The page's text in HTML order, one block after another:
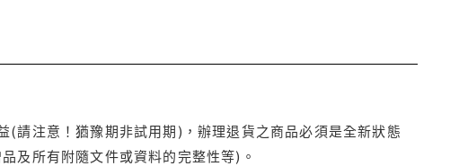
請注意！猶豫期非試用期)，辦理退貨之商品必須是全新狀態
及所有附隨文件或資料的完整性等)。